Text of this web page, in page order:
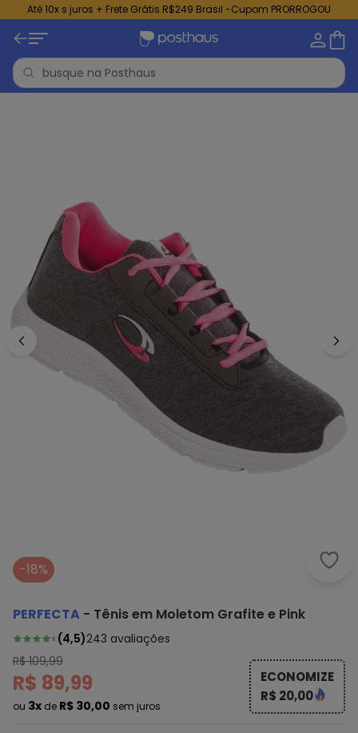
Até 10x s juros + Frete Grátis R$249 Brasil -Cupom PRORROGOU
-18%
PERFECTA - Tênis em Moletom Grafite e Pink
(4,5)243 avaliações
R$ 109,99
R$ 89,99
ou 3x de R$ 30,00 sem juros
ECONOMIZE
R$ 20,00